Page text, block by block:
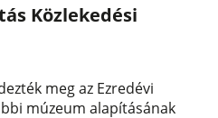
Közlekedési
meg az Ezredévi
múzeum alapításának